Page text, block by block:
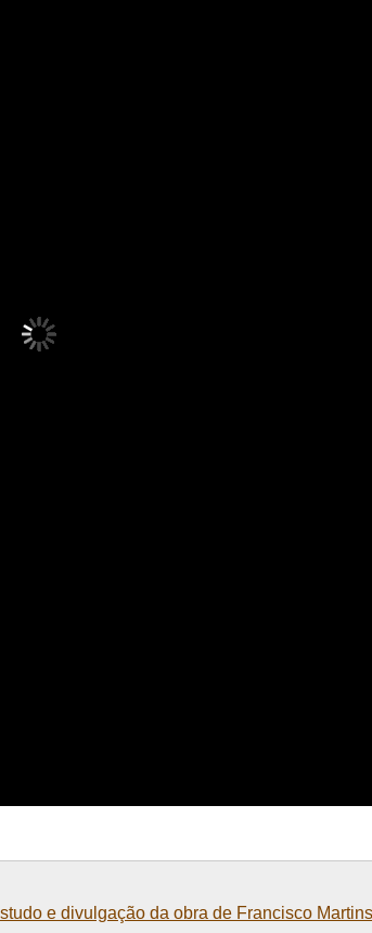
e divulgação da obra de Francisco